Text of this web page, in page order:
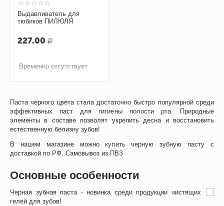
Паста черного цвета стала достаточно быстро популярной среди
эффективных паст для гигиены полости рта. Природные
элементы в составе позволят укрепить десна и восстановить
естественную белизну зубов!
В нашем магазине можно купить черную зубную пасту с
доставкой по РФ. Самовывоз из ПВЗ.
Основные особенности
Черная зубная паста - новинка среди продукции чистящих
гелей для зубов!
Выдавливатель для
тюбиков ПИЛЮЛЯ
227.00 Р
Временно отсутствует